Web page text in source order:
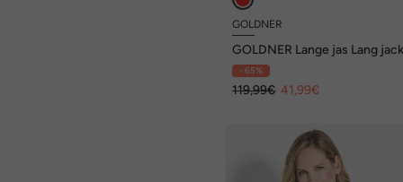
GOLDNER
GOLDNER Lange jas Lang
kantlook
- 65%
119,99€ 41,99€